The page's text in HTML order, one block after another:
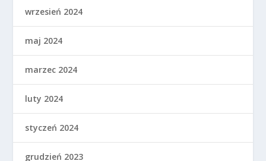
wrzesień 2024
maj 2024
marzec 2024
luty 2024
styczeń 2024
grudzień 2023